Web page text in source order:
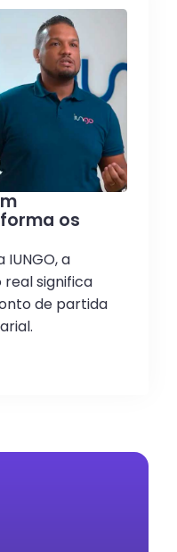
os
a
significa
de partida